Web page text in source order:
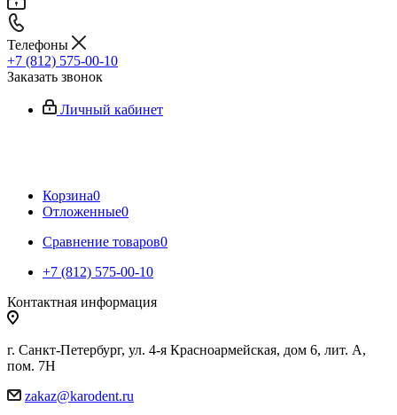
Телефоны
+7 (812) 575-00-10
Заказать звонок
Личный кабинет
Корзина0
Отложенные0
Сравнение товаров0
+7 (812) 575-00-10
Контактная информация
г. Санкт-Петербург, ул. 4-я Красноармейская, дом 6, лит. А,
пом. 7Н
zakaz@karodent.ru